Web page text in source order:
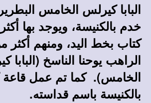
خدم بالكنيسة، ويوجد بها
كتاب بخط اليد، ومنهم
الراهب يوحنا الناسخ (البابا
الخامس). كما تم عمل قاعة
بالكنيسة باسم قداسته.